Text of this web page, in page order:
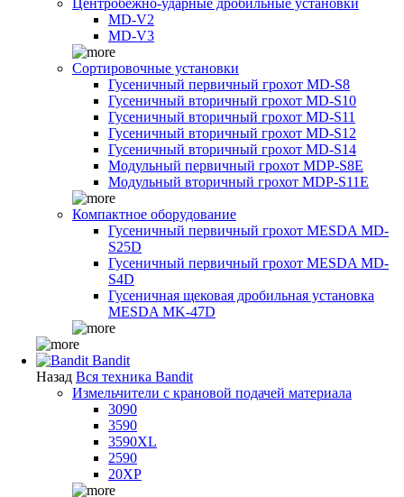
MD-V2
MD-V3
Сортировочные установки
Гусеничный первичный грохот MD-S8
Гусеничный вторичный грохот MD-S10
Гусеничный вторичный грохот MD-S11
Гусеничный вторичный грохот MD-S12
Гусеничный вторичный грохот MD-S14
Модульный первичный грохот MDP-S8E
Модульный вторичный грохот MDP-S11E
Компактное оборудование
Гусеничный первичный грохот MESDA MD-
S25D
Гусеничный первичный грохот MESDA MD-
S4D
Гусеничная щековая дробильная установка
MESDA MK-47D
Bandit
Назад Вся техника Bandit
Измельчители с крановой подачей материала
3090
3590
3590XL
2590
20XP